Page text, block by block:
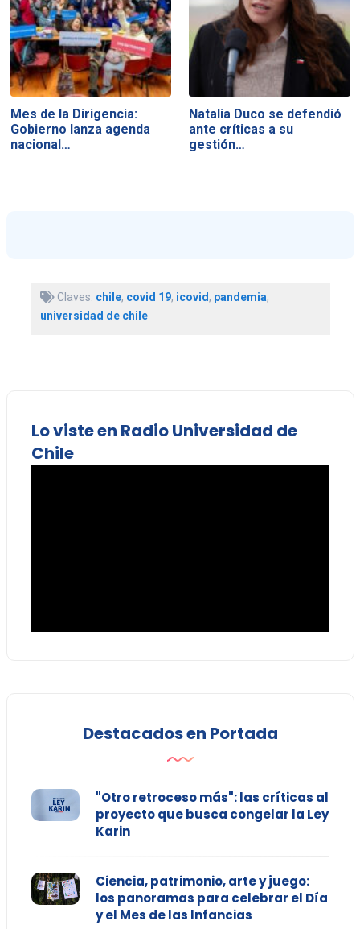
Mes de la Dirigencia:
Gobierno lanza agenda
nacional…
Natalia Duco se defendió
ante críticas a su
gestión…
Claves: chile, covid 19, icovid, pandemia,
universidad de chile
Lo viste en Radio Universidad de
Chile
Destacados en Portada
"Otro retroceso más": las críticas al
proyecto que busca congelar la Ley
Karin
Ciencia, patrimonio, arte y juego:
los panoramas para celebrar el Día
y el Mes de las Infancias